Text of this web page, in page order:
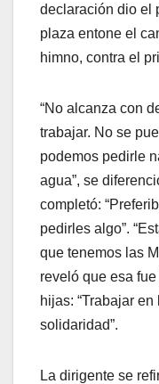
declaración dio el
plaza entone el
himno, contra el
“No alcanza con
trabajar. No se
podemos pedirle
agua”, se
completó:
pedirles algo”.
que tenemos las
reveló que esa
hijas: “Trabajar
solidaridad”.
La dirigente se